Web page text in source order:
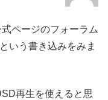
ページのフォーラム
いう書き込みをみま
再生を使えると思